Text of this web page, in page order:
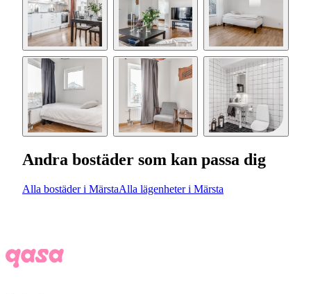
Andra bostäder som kan passa dig
Alla bostäder i MärstaAlla lägenheter i Märsta